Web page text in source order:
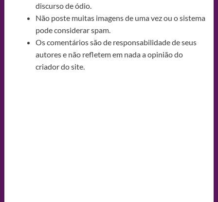
discurso de ódio.
Não poste muitas imagens de uma vez ou o sistema
pode considerar spam.
Os comentários são de responsabilidade de seus
autores e não refletem em nada a opinião do
criador do site.